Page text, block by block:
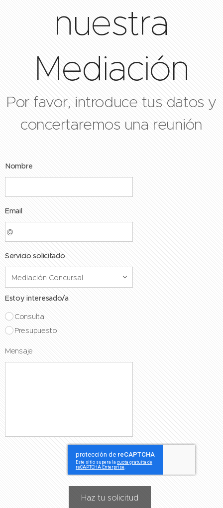
nuestra
Mediación
Por favor, introduce tus datos y
concertaremos una reunión
Nombre
Email
Servicio solicitado
Estoy interesado/a
Consulta
Presupuesto
Mensaje
Haz tu solicitud